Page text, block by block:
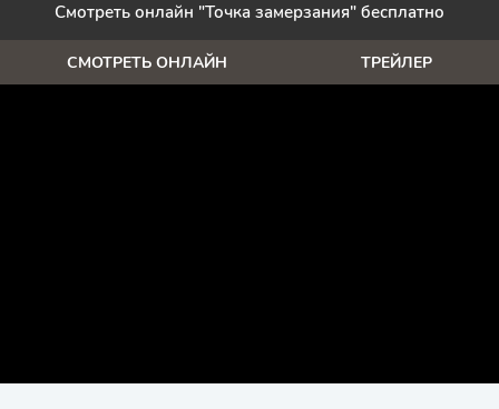
Смотреть онлайн "Точка замерзания" бесплатно
СМОТРЕТЬ ОНЛАЙН ТРЕЙЛЕР